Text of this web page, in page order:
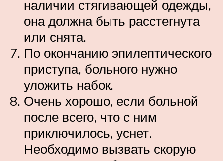
наличии стягивающей одежды,
она должна быть расстегнута
или снята.
По окончанию эпилептического
приступа, больного нужно
уложить набок.
Очень хорошо, если больной
после всего, что с ним
приключилось, уснет.
Необходимо вызвать скорую